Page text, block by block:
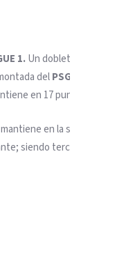
1.Un doblete de
delPSG
en 17 puntos la
en la segunda
siendo tercero el